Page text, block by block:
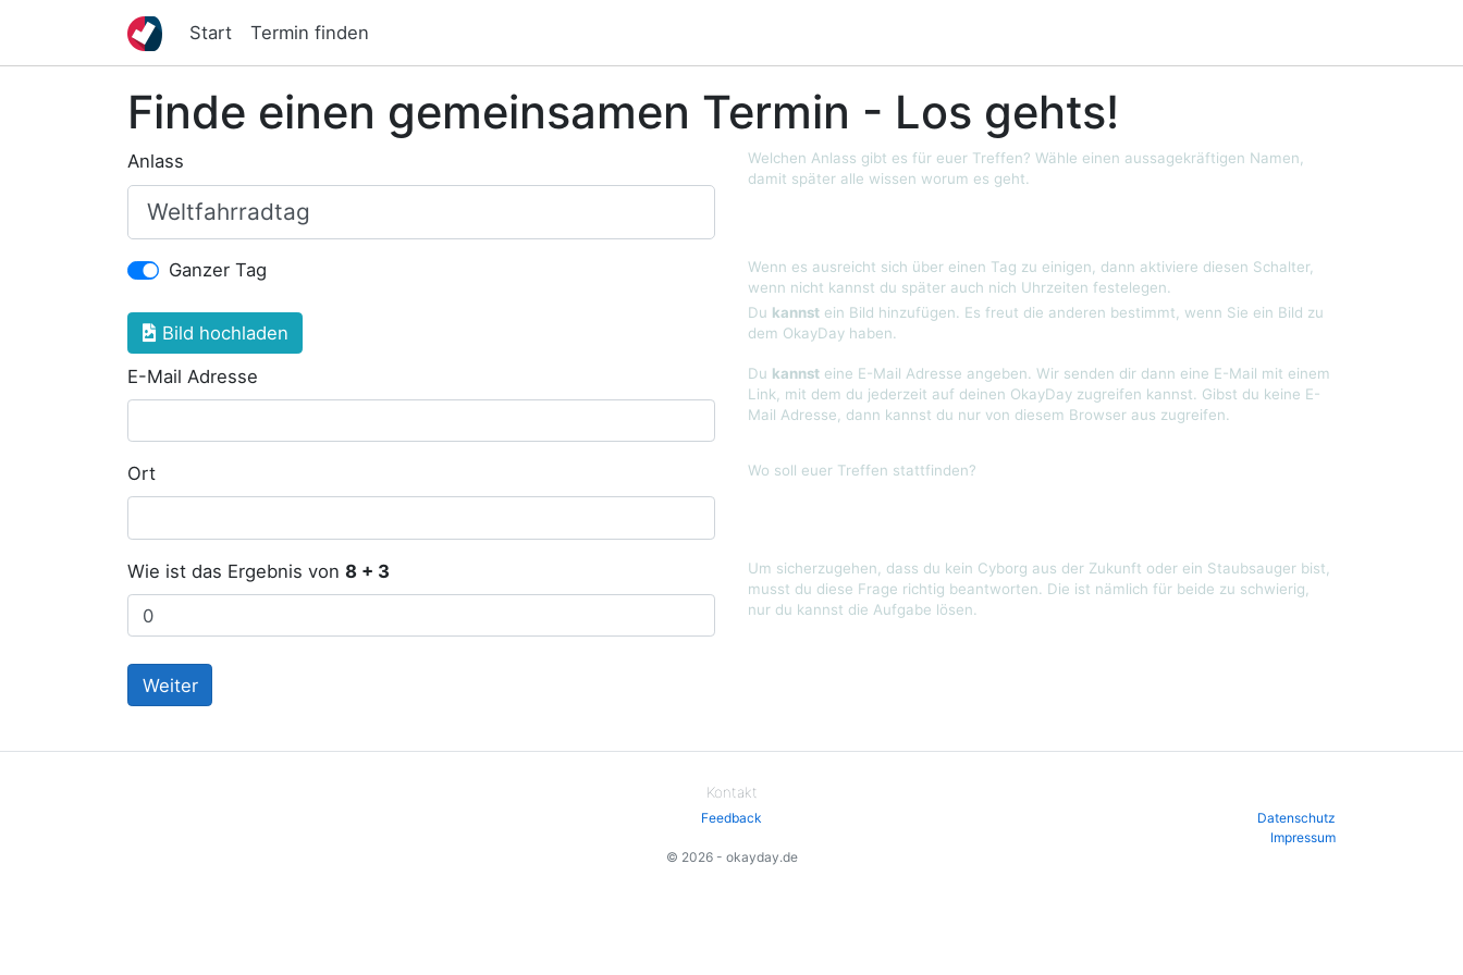
Start Termin finden
Finde einen gemeinsamen Termin - Los gehts!
Anlass
Welchen Anlass gibt es für euer Treffen? Wähle einen aussagekräftigen Namen,
damit später alle wissen worum es geht.
Ganzer Tag
Wenn es ausreicht sich über einen Tag zu einigen, dann aktiviere diesen Schalter,
wenn nicht kannst du später auch nich Uhrzeiten festelegen.
Bild hochladen
Du kannst ein Bild hinzufügen. Es freut die anderen bestimmt, wenn Sie ein Bild zu
dem OkayDay haben.
E-Mail Adresse Du kannst eine E-Mail Adresse angeben. Wir senden dir dann eine E-Mail mit einem
Link, mit dem du jederzeit auf deinen OkayDay zugreifen kannst. Gibst du keine E-
Mail Adresse, dann kannst du nur von diesem Browser aus zugreifen.
Ort Wo soll euer Treffen stattfinden?
Wie ist das Ergebnis von 8 + 3
Um sicherzugehen, dass du kein Cyborg aus der Zukunft oder ein Staubsauger bist,
musst du diese Frage richtig beantworten. Die ist nämlich für beide zu schwierig,
nur du kannst die Aufgabe lösen.
Weiter
Kontakt
Feedback
Datenschutz
Impressum
© 2026 - okayday.de